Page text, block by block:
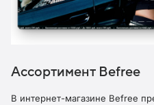
Ассортимент Befree
В интернет-магазине Befree